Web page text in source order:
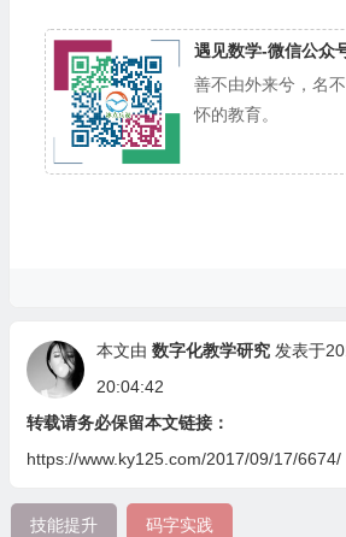
遇见数学-微信公众
善不由外来兮，名
怀的教育。
本文由 数字化教学研究 发表于
20:04:42
转载请务必保留本文链接：
https://www.ky125.com/2017/09/17/6674/
技能提升 码字实践